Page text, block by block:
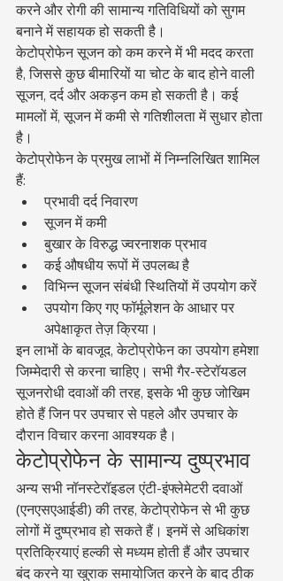
करने और रोगी की सामान्य गतिविधियों को सुगम
बनाने में सहायक हो सकती है।
केटोप्रोफेन सूजन को कम करने में भी मदद करता
है, जिससे कुछ बीमारियों या चोट के बाद होने वाली
सूजन, दर्द और अकड़न कम हो सकती है। कई
मामलों में, सूजन में कमी से गतिशीलता में सुधार होता
है।
केटोप्रोफेन के प्रमुख लाभों में निम्नलिखित शामिल
हैं:
प्रभावी दर्द निवारण
सूजन में कमी
बुखार के विरुद्ध ज्वरनाशक प्रभाव
कई औषधीय रूपों में उपलब्ध है
विभिन्न सूजन संबंधी स्थितियों में उपयोग करें
उपयोग किए गए फॉर्मूलेशन के आधार पर
अपेक्षाकृत तेज़ क्रिया।
इन लाभों के बावजूद, केटोप्रोफेन का उपयोग हमेशा
जिम्मेदारी से करना चाहिए। सभी गैर-स्टेरॉयडल
सूजनरोधी दवाओं की तरह, इसके भी कुछ जोखिम
होते हैं जिन पर उपचार से पहले और उपचार के
दौरान विचार करना आवश्यक है।
केटोप्रोफेन के सामान्य दुष्प्रभाव
अन्य सभी नॉनस्टेरॉइडल एंटी-इंफ्लेमेटरी दवाओं
(एनएसएआईडी) की तरह, केटोप्रोफेन से भी कुछ
लोगों में दुष्प्रभाव हो सकते हैं। इनमें से अधिकांश
प्रतिक्रियाएं हल्की से मध्यम होती हैं और उपचार
बंद करने या खुराक समायोजित करने के बाद ठीक